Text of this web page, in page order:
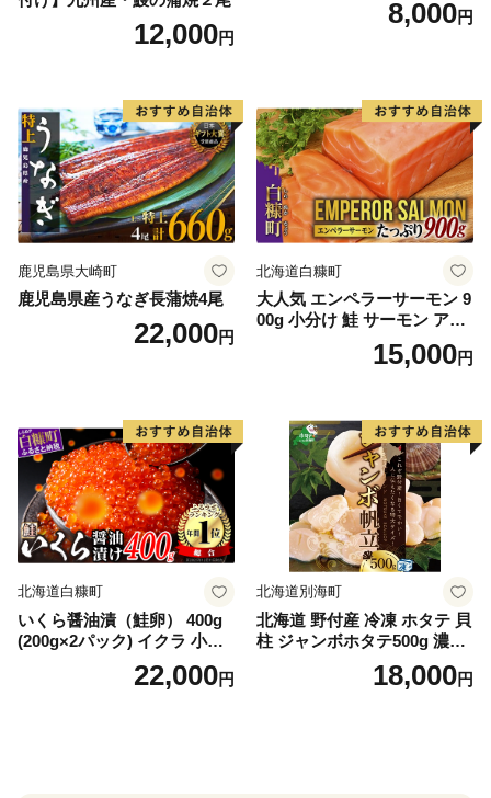
12,000円
8,000円
鹿児島県大崎町
鹿児島県産うなぎ長蒲焼4尾
22,000円
北海道白糠町
大人気 エンペラーサーモン 9
00g 小分け 鮭 サーモン アト
ランティックサーモン 水産
庁長官賞 受賞 さけ シャケ し
満足 美味しい 贈答 生食用 刺
身 お刺身 刺し身 魚介類 海鮮
冷凍 厚切り 薄切り ふるさと
納税 ふるさとチョイス チョ
イス 北海道 白糠町
15,000円
北海道白糠町
いくら醤油漬（鮭卵） 400g
(200g×2パック) イクラ 小分
け いくら醤油漬 鮭いくら い
くら醤油漬け 鮭 鮭卵 ikura
22,000円
北海道別海町
北海道 野付産 冷凍 ホタテ 貝
柱 ジャンボホタテ500g 濃厚
な旨味と甘み （ほたて ホタ
テ 帆立 貝柱 ホタテ貝柱 大玉
18,000円